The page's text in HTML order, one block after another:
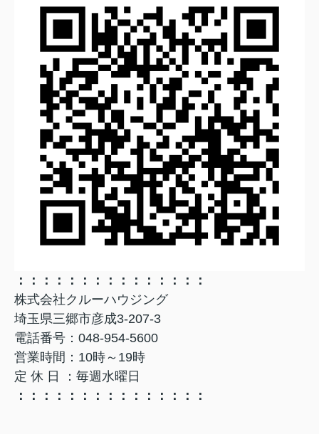
：：：：：：：：：：：：：：：
株式会社クルーハウジング
埼玉県三郷市彦成3-207-3
電話番号：048-954-5600
営業時間：10時～19時
定 休 日 ：毎週水曜日
：：：：：：：：：：：：：：：